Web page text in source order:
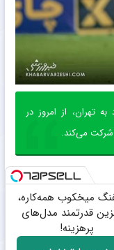
تهران، از امروز در
شرکت می‌کند.
میخکوب همه‌کاره،
قدرتمند مدل‌های
پرهزینه!